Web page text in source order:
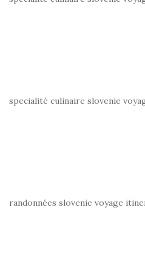
specialité culinaire slovenie
randonnées slovenie voyage